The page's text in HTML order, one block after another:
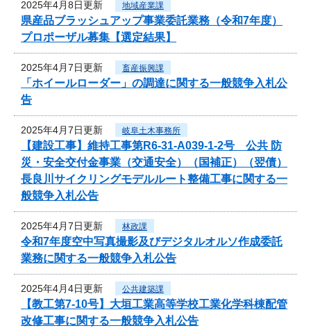
2025年4月8日更新 地域産業課
県産品ブラッシュアップ事業委託業務（令和7年度）
プロポーザル募集【選定結果】
2025年4月7日更新 畜産振興課
「ホイールローダー」の調達に関する一般競争入札公
告
2025年4月7日更新 岐阜土木事務所
【建設工事】維持工事第R6-31-A039-1-2号 公共 防
災・安全交付金事業（交通安全）（国補正）（翌債）
長良川サイクリングモデルルート整備工事に関する一
般競争入札公告
2025年4月7日更新 林政課
令和7年度空中写真撮影及びデジタルオルソ作成委託
業務に関する一般競争入札公告
2025年4月4日更新 公共建築課
【教工第7-10号】大垣工業高等学校工業化学科棟配管
改修工事に関する一般競争入札公告